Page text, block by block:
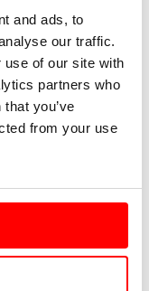
and ads, to
our traffic.
use of our site with
partners who
you’ve
from your use